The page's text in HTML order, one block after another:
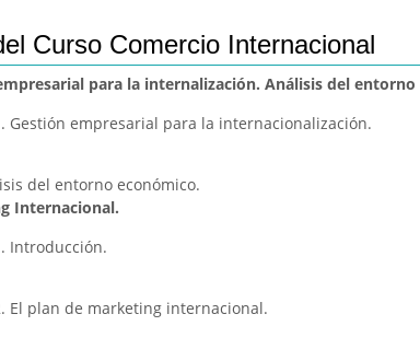
Curso Comercio Internacional
para la internalización. Análisis del
Gestión empresarial para la internacionalización.
del entorno económico.
Internacional.
Introducción.
El plan de marketing internacional.